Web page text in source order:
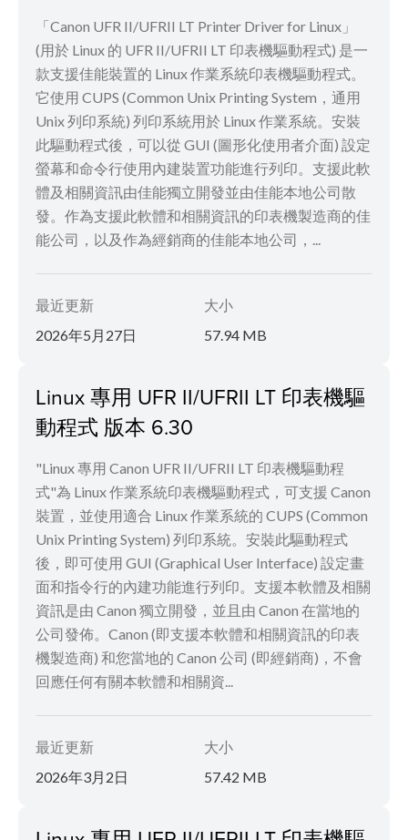
「Canon UFR II/UFRII LT Printer Driver for Linux」
(用於 Linux 的 UFR II/UFRII LT 印表機驅動程式) 是一
款支援佳能裝置的 Linux 作業系統印表機驅動程式。
它使用 CUPS (Common Unix Printing System，通用
Unix 列印系統) 列印系統用於 Linux 作業系統。安裝
此驅動程式後，可以從 GUI (圖形化使用者介面) 設定
螢幕和命令行使用內建裝置功能進行列印。支援此軟
體及相關資訊由佳能獨立開發並由佳能本地公司散
發。作為支援此軟體和相關資訊的印表機製造商的佳
能公司，以及作為經銷商的佳能本地公司，...
最近更新
2026年5月27日
大小
57.94 MB
Linux 專用 UFR II/UFRII LT 印表機驅
動程式 版本 6.30
"Linux 專用 Canon UFR II/UFRII LT 印表機驅動程
式"為 Linux 作業系統印表機驅動程式，可支援 Canon
裝置，並使用適合 Linux 作業系統的 CUPS (Common
Unix Printing System) 列印系統。安裝此驅動程式
後，即可使用 GUI (Graphical User Interface) 設定畫
面和指令行的內建功能進行列印。支援本軟體及相關
資訊是由 Canon 獨立開發，並且由 Canon 在當地的
公司發佈。Canon (即支援本軟體和相關資訊的印表
機製造商) 和您當地的 Canon 公司 (即經銷商)，不會
回應任何有關本軟體和相關資...
最近更新
2026年3月2日
大小
57.42 MB